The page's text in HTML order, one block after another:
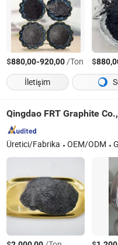
$880,00-920,00/Ton $
İletişim
Qingdao FRT Graphite
Üretici/Fabrika OEM/ODM